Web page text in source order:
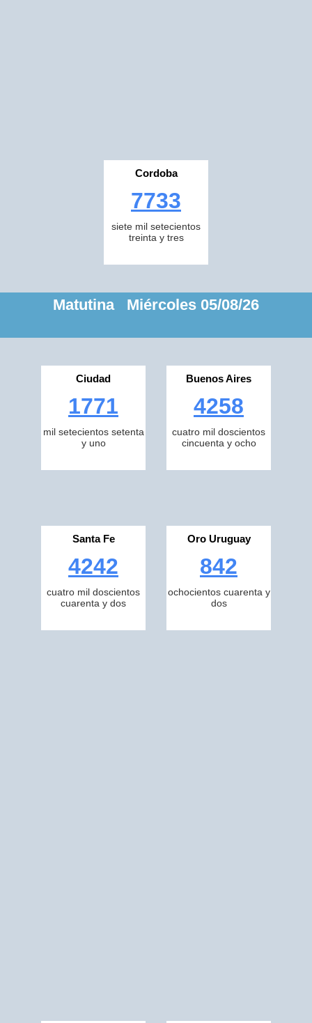
Cordoba
7733
siete mil setecientos
treinta y tres
Matutina Miércoles 05/08/26
Ciudad
1771
mil setecientos setenta
y uno
Buenos Aires
4258
cuatro mil doscientos
cincuenta y ocho
Santa Fe
4242
cuatro mil doscientos
cuarenta y dos
Oro Uruguay
842
ochocientos cuarenta y
dos